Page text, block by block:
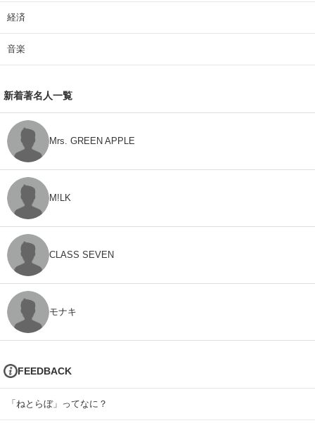
経済
音楽
新着著名人一覧
Mrs. GREEN APPLE
M!LK
CLASS SEVEN
モナキ
FEEDBACK
「ねとらぼ」ってなに？